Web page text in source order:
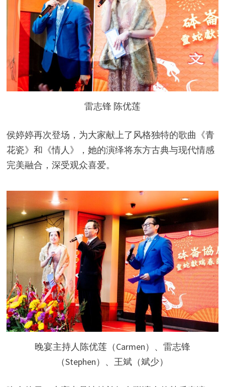
雷志锋 陈优莲
侯婷婷再次登场，为大家献上了风格独特的歌曲《青
花瓷》和《情人》，她的演绎将东方古典与现代情感
完美融合，深受观众喜爱。
晚宴主持人陈优莲（Carmen）、雷志锋
（Stephen）、王斌（斌少）